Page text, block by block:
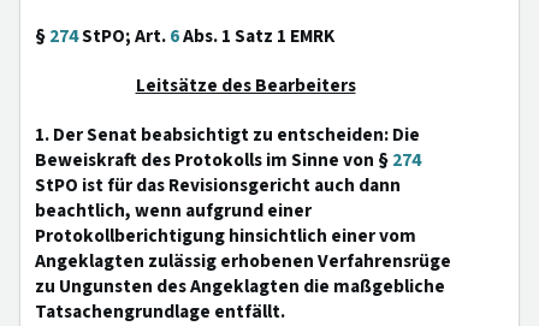
§274StPO; Art.6Abs. 1 Satz 1 EMRK
Leitsätze des Bearbeiters
1. Der Senat beabsichtigt zu entscheiden: Die
Beweiskraft des Protokolls im Sinne von §274
StPO ist für das Revisionsgericht auch dann
beachtlich, wenn aufgrund einer
Protokollberichtigung hinsichtlich einer vom
Angeklagten zulässig erhobenen Verfahrensrüge
zu Ungunsten des Angeklagten die maßgebliche
Tatsachengrundlage entfällt.